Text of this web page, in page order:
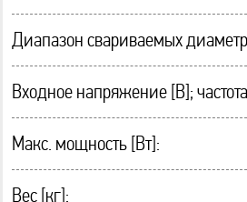
Диапазон свариваемых
Входное напряжение [В];
Макс. мощность [Вт]:
Вес [кг]: